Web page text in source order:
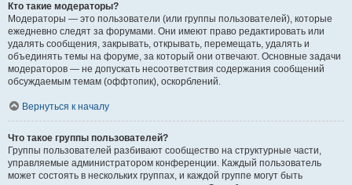
Кто такие модераторы?
Модераторы — это пользователи (или группы пользователей), которые
ежедневно следят за форумами. Они имеют право редактировать или
удалять сообщения, закрывать, открывать, перемещать, удалять и
объединять темы на форуме, за который они отвечают. Основные задачи
модераторов — не допускать несоответствия содержания сообщений
обсуждаемым темам (оффтопик), оскорблений.
Вернуться к началу
Что такое группы пользователей?
Группы пользователей разбивают сообщество на структурные части,
управляемые администратором конференции. Каждый пользователь
может состоять в нескольких группах, и каждой группе могут быть